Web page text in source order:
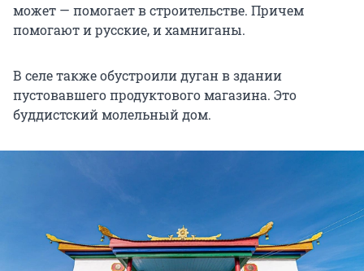
может — помогает в строительстве. Причем
помогают и русские, и хамниганы.
В селе также обустроили дуган в здании
пустовавшего продуктового магазина. Это
буддистский молельный дом.